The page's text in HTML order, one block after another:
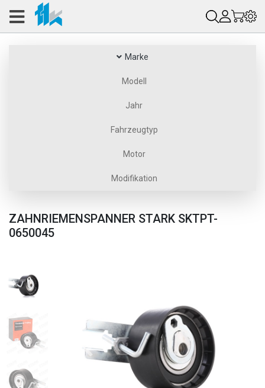
Marke
Modell
Jahr
Fahrzeugtyp
Motor
Modifikation
ZAHNRIEMENSPANNER STARK SKTPT-
0650045
Zurück